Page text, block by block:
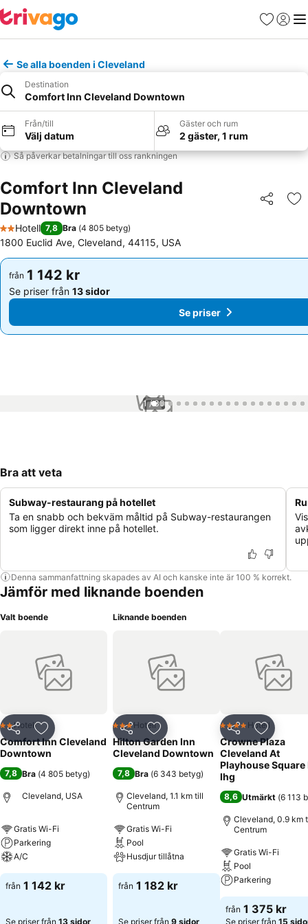
Favoriter
Logga
Se alla boenden i Cleveland
Destination
Comfort Inn Cleveland Downtown
Från/till
Välj datum
Gäster och rum
2 gäster, 1 rum
Så påverkar betalningar till oss rankningen
Comfort Inn Cleveland
Downtown
Dela
2 Stjärnor
Hotell 7,8 Bra (4 805 betyg)
1800 Euclid Ave, Cleveland, 44115, USA
från 1 142 kr
Se priser från 13 sidor
från 1 142 kr
Se priser från 13 sidor
Se priser
1 / 30
Bra att veta
Subway-restaurang på hotellet
Ta en snabb och bekväm måltid på Subway-restaurangen
som ligger direkt inne på hotellet.
Denna sammanfattning skapades av AI och kanske inte är 100 % korrekt.
Jämför med liknande boenden
Valt boende
Dela Lägg till i Mina Favoriter
2 Stjärnor
Hotell
Comfort Inn Cleveland
Downtown
7,8 Bra (4 805 betyg)
Cleveland, USA
Gratis Wi-Fi
Parkering
A/C
från 1 142 kr
Se priser från 13 sidor
Liknande boenden
Dela Lägg till i Mina Favoriter
3 Stjärnor
Hotell
Hilton Garden Inn
Cleveland Downtown
7,8 Bra (6 343 betyg)
Cleveland, 1.1 km till
Centrum
Gratis Wi-Fi
Pool
Husdjur tillåtna
från 1 182 kr
Se priser från 9 sidor
Dela Lägg till
4 StjärnorHotell
Crowne Plaza
Cleveland At
Playhouse Square
Ihg
8,6 Utmärkt (6 113
Cleveland, 0.9 km
Centrum
Gratis Wi-Fi
Pool
Parkering
från 1 375 kr
Se priser från 15